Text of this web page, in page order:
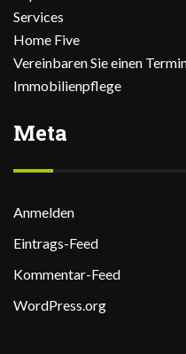
Services
Home Five
Vereinbaren Sie einen
Immobilienpflege
Meta
Anmelden
Eintrags-Feed
Kommentar-Feed
WordPress.org